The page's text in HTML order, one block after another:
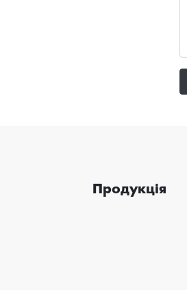
Продукція